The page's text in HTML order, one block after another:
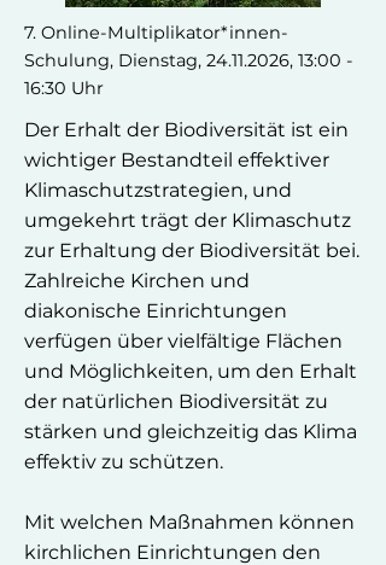
7. Online-Multiplikator*innen-
Schulung, Dienstag, 24.11.2026, 13:00 -
16:30 Uhr
Der Erhalt der Biodiversität ist ein
wichtiger Bestandteil effektiver
Klimaschutzstrategien, und
umgekehrt trägt der Klimaschutz
zur Erhaltung der Biodiversität bei.
Zahlreiche Kirchen und
diakonische Einrichtungen
verfügen über vielfältige Flächen
und Möglichkeiten, um den Erhalt
der natürlichen Biodiversität zu
stärken und gleichzeitig das Klima
effektiv zu schützen.
Mit welchen Maßnahmen können
kirchlichen Einrichtungen den